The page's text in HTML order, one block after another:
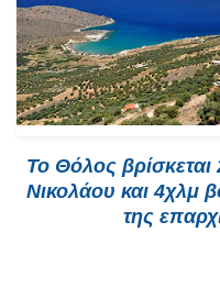
Το Θόλος βρίσκεται
Νικολάου και 4χλμ
της